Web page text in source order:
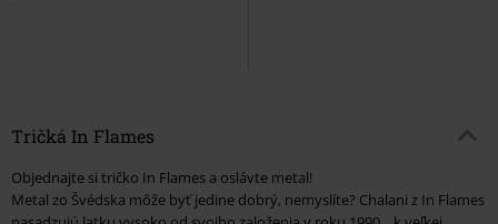
Tričká In Flames
Objednajte si tričko In Flames a oslávte metal!
Metal zo Švédska môže byť jedine dobrý, nemyslíte? Chalani z In Flames